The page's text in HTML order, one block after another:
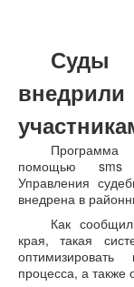
Суды
Программа
помощью sms
Управления
внедрена в
Как
края, такая
процесса, а также